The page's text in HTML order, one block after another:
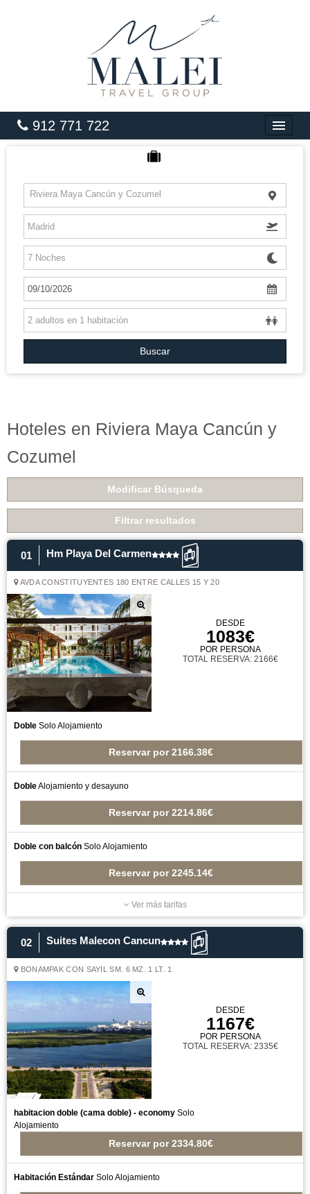
912 771 722
HOTELES
VUELOS
CARIBE
PAQUETES
LUNA DE MIEL
GRANDES VIAJES
GRUPOS
Riviera Maya Cancún y Cozumel
Buscar
Hoteles en Riviera Maya Cancún y
Cozumel
Modificar Búsqueda
Filtrar resultados
01 Hm Playa Del Carmen
AVDA CONSTITUYENTES 180 ENTRE CALLES 15 Y 20
DESDE
1083€
POR PERSONA
TOTAL RESERVA: 2166€
Doble Solo Alojamiento
Reservar por 2166.38€
DobleAlojamiento y desayuno
Reservar por 2214.86€
Doble con balcón Solo Alojamiento
Reservar por 2245.14€
Ver más tarifas
02 Suites Malecon Cancun
BONAMPAK CON SAYIL SM. 6 MZ. 1 LT. 1
DESDE
1167€
POR PERSONA
TOTAL RESERVA: 2335€
habitacion doble (cama doble) - economy Solo
Alojamiento
Reservar por 2334.80€
Habitación Estándar Solo Alojamiento